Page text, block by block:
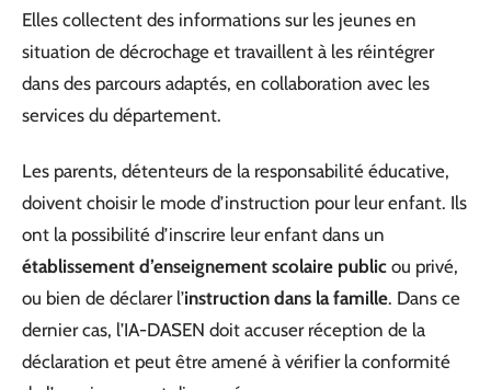
Elles collectent des informations sur les jeunes en
situation de décrochage et travaillent à les réintégrer
dans des parcours adaptés, en collaboration avec les
services du département.
Les parents, détenteurs de la responsabilité éducative,
doivent choisir le mode d’instruction pour leur enfant. Ils
ont la possibilité d’inscrire leur enfant dans un
établissement d’enseignement scolaire public ou privé,
ou bien de déclarer l’instruction dans la famille. Dans ce
dernier cas, l’IA-DASEN doit accuser réception de la
déclaration et peut être amené à vérifier la conformité